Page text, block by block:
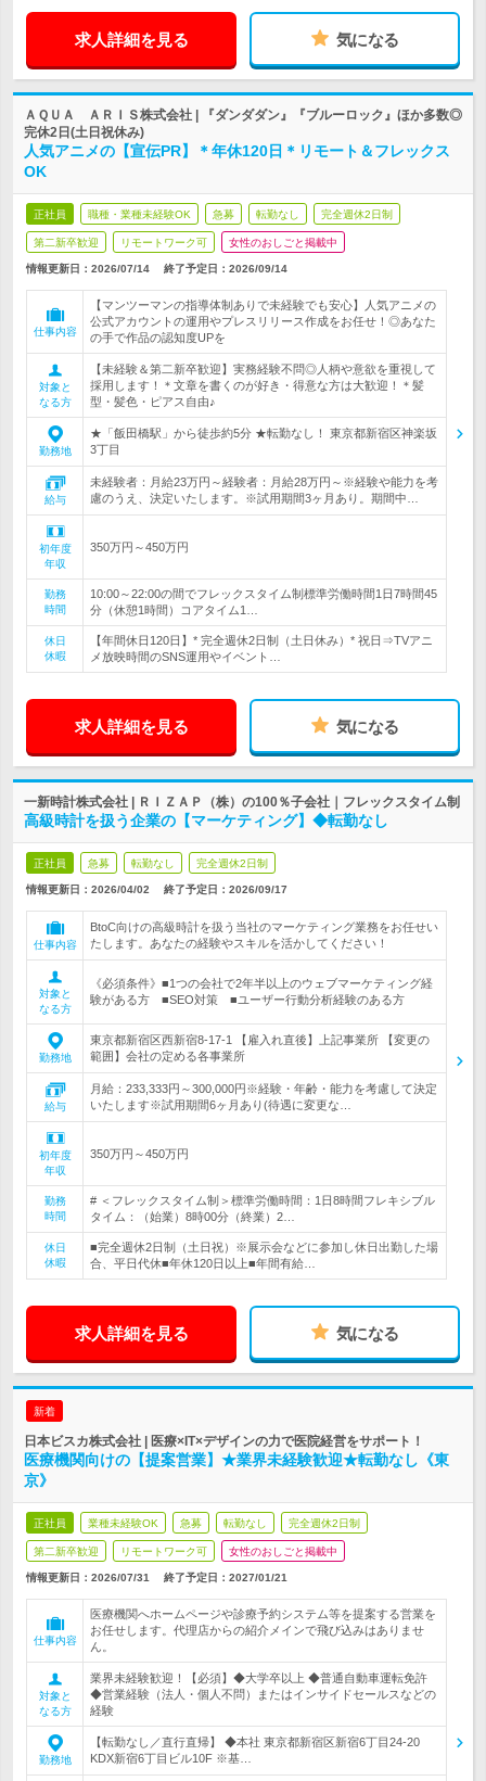
求人詳細を見る 気になる
ＡＱＵＡ ＡＲＩＳ株式会社 | 『ダンダダン』『ブルーロック』ほか多数◎
完休2日(土日祝休み)
人気アニメの【宣伝PR】＊年休120日＊リモート＆フレックス
OK
正社員 職種・業種未経験OK 急募 転勤なし 完全週休2日制
第二新卒歓迎 リモートワーク可 女性のおしごと掲載中
情報更新日：2026/07/14 終了予定日： 2026/09/14
仕事内容
【マンツーマンの指導体制ありで未経験でも安心】人気アニメの
公式アカウントの運用やプレスリリース作成をお任せ！◎あなた
の手で作品の認知度UPを
対象と
なる方
【未経験＆第二新卒歓迎】実務経験不問◎人柄や意欲を重視して
採用します！＊文章を書くのが好き・得意な方は大歓迎！＊髪
型・髪色・ピアス自由♪
勤務地
★「飯田橋駅」から徒歩約5分 ★転勤なし！ 東京都新宿区神楽坂
3丁目
給与
未経験者：月給23万円～経験者：月給28万円～※経験や能力を考
慮のうえ、決定いたします。※試用期間3ヶ月あり。期間中…
初年度
年収
350万円～450万円
勤務
時間
10:00～22:00の間でフレックスタイム制標準労働時間1日7時間45
分（休憩1時間）コアタイム1…
休日
休暇
【年間休日120日】* 完全週休2日制（土日休み）* 祝日⇒TVアニ
メ放映時間のSNS運用やイベント…
求人詳細を見る 気になる
一新時計株式会社 | ＲＩＺＡＰ（株）の100％子会社｜フレックスタイム制
高級時計を扱う企業の【マーケティング】◆転勤なし
正社員 急募 転勤なし 完全週休2日制
情報更新日：2026/04/02 終了予定日： 2026/09/17
仕事内容
BtoC向けの高級時計を扱う当社のマーケティング業務をお任せい
たします。あなたの経験やスキルを活かしてください！
対象と
なる方
《必須条件》■1つの会社で2年半以上のウェブマーケティング経
験がある方 ■SEO対策 ■ユーザー行動分析経験のある方
勤務地
東京都新宿区西新宿8-17-1 【雇入れ直後】上記事業所 【変更の
範囲】会社の定める各事業所
給与
月給：233,333円～300,000円※経験・年齢・能力を考慮して決定
いたします※試用期間6ヶ月あり(待遇に変更な…
初年度
年収
350万円～450万円
勤務
時間
# ＜フレックスタイム制＞標準労働時間：1日8時間フレキシブル
タイム：（始業）8時00分（終業）2…
休日
休暇
■完全週休2日制（土日祝）※展示会などに参加し休日出勤した場
合、平日代休■年休120日以上■年間有給…
求人詳細を見る 気になる
新着
日本ビスカ株式会社 | 医療×IT×デザインの力で医院経営をサポート！
医療機関向けの【提案営業】★業界未経験歓迎★転勤なし《東
京》
正社員 業種未経験OK 急募 転勤なし 完全週休2日制
第二新卒歓迎 リモートワーク可 女性のおしごと掲載中
情報更新日：2026/07/31 終了予定日： 2027/01/21
仕事内容
医療機関へホームページや診療予約システム等を提案する営業を
お任せします。代理店からの紹介メインで飛び込みはありませ
ん。
対象と
なる方
業界未経験歓迎！【必須】◆大学卒以上 ◆普通自動車運転免許
◆営業経験（法人・個人不問）またはインサイドセールスなどの
経験
勤務地
【転勤なし／直行直帰】 ◆本社 東京都新宿区新宿6丁目24-20
KDX新宿6丁目ビル10F ※基…